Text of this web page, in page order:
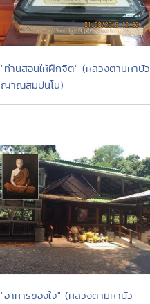
"ท่านสอนให้ฝึกจิต" (หลวงตามหาบัว
ญาณสัมปันโน)
"อาหารของใจ" (หลวงตามหาบัว